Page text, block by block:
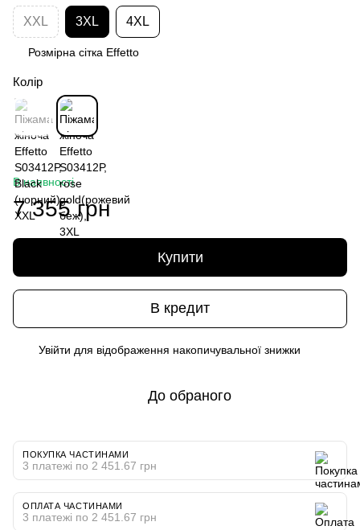
XXL 3XL 4XL
Розмірна сітка Effetto
Колір
В наявності
7 355 грн
Купити
В кредит
Увійти для відображення накопичувальної знижки
До обраного
ПОКУПКА ЧАСТИНАМИ
3 платежі по 2 451.67 грн
ОПЛАТА ЧАСТИНАМИ
3 платежі по 2 451.67 грн